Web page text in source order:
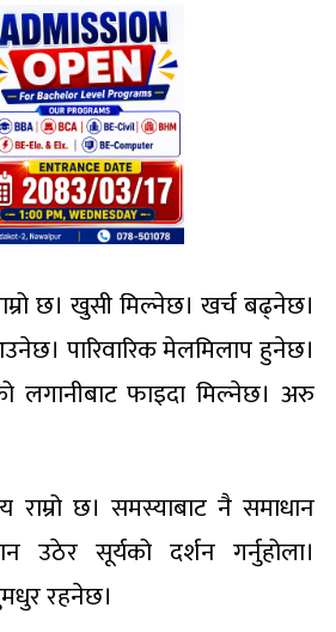
छ। खुसी मिल्नेछ। खर्च बढ्नेछ।
पारिवारिक मेलमिलाप हुनेछ।
लगानीबाट फाइदा मिल्नेछ। अरु
राम्रो छ। समस्याबाट नै समाधान
उठेर सूर्यको दर्शन गर्नुहोला।
रहनेछ।